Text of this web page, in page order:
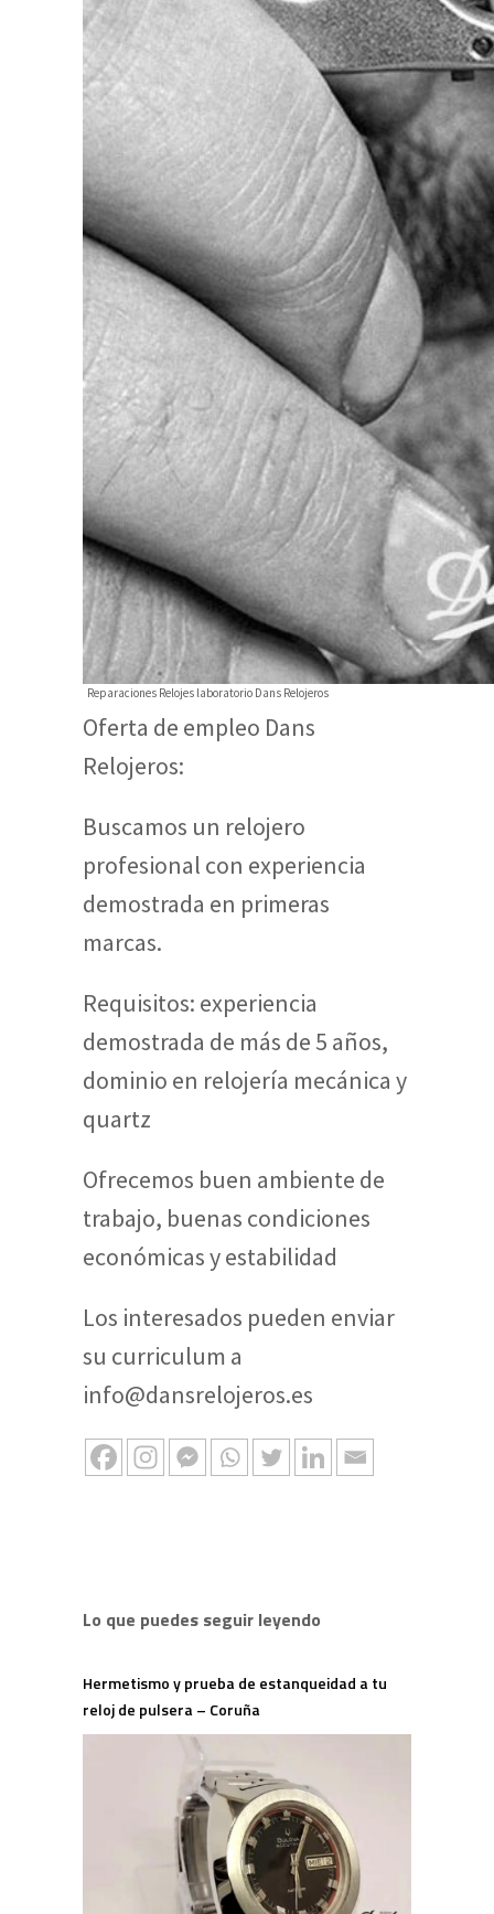
Reparaciones Relojes laboratorio Dans Relojeros
Oferta de empleo Dans
Relojeros:
Buscamos un relojero
profesional con experiencia
demostrada en primeras
marcas.
Requisitos: experiencia
demostrada de más de 5 años,
dominio en relojería mecánica y
quartz
Ofrecemos buen ambiente de
trabajo, buenas condiciones
económicas y estabilidad
Los interesados pueden enviar
su curriculum a
info@dansrelojeros.es
Lo que puedes seguir leyendo
Hermetismo y prueba de estanqueidad a tu
reloj de pulsera – Coruña